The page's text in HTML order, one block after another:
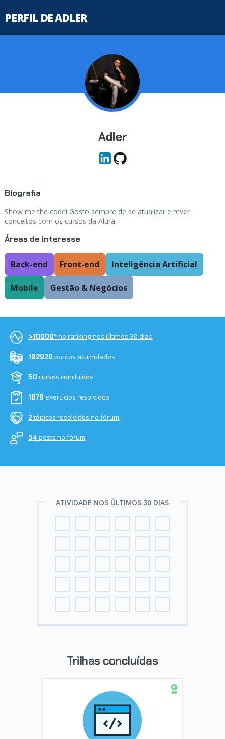
PERFIL DE ADLER
Adler
Biografia
Show me the code! Gosto sempre de se atualizar e rever
conceitos com os cursos da Alura.
Áreas de interesse
Back-end Front-end Inteligência Artificial
Mobile Gestão & Negócios
>10000ºno ranking nos últimos 30 dias
192920 pontos acumulados
50 cursos concluídos
1878 exercícios resolvidos
2tópicos resolvidos no fórum
54posts no fórum
ATIVIDADE NOS ÚLTIMOS 30 DIAS
Trilhas concluídas